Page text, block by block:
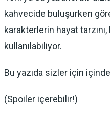
kahvecide buluşurken
karakterlerin hayat
kullanılabiliyor.
Bu yazıda sizler için
(Spoiler içerebilir!)